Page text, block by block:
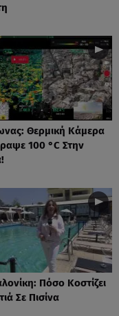
Θερμική Κάμερα
100 °C Στην
Πόσο Κοστίζει
Σε Πισίνα